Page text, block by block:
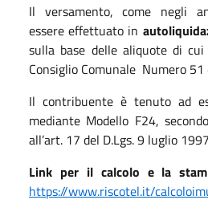
Il versamento, come negli
essere effettuato in
sulla base delle aliquote di
Consiglio Comunale Numero
Il contribuente è tenuto ad
mediante Modello F24,
all’art. 17 del D.Lgs. 9 luglio
Link per il calcolo e la
https://www.riscotel.it/